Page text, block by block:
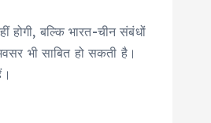
होगी, बल्कि भारत-चीन संबंधों
भी साबित हो सकती है।